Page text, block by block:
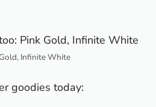
Infinite White
goodies today: